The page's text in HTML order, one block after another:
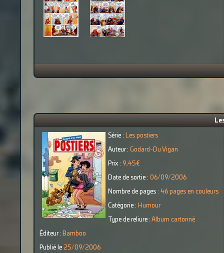
Série : Les postiers
Auteur : Godard-Du Vigan
Prix : 9,45€
Date de sortie : 06/09/2006
Nombre de pages : 46 pages en couleurs
Catégorie : Humour
Type de reliure : Album cartonné
Éditeur : Bamboo
Publié le 25/09/2006